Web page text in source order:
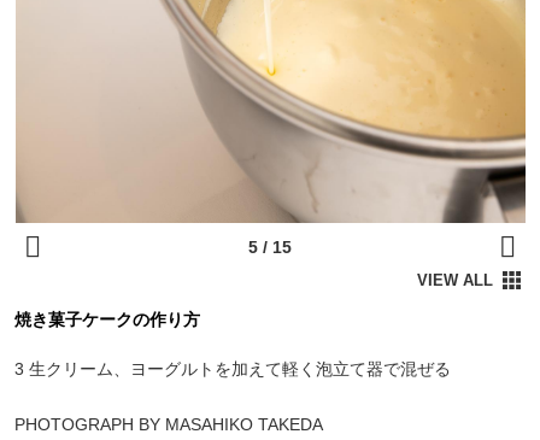
焼き菓子ケークの作り方
3 生クリーム、ヨーグルトを加えて軽く泡立て器で混ぜる
PHOTOGRAPH BY MASAHIKO TAKEDA